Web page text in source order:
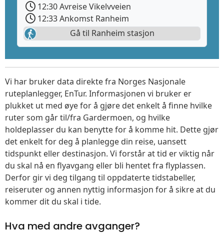
12:30 Avreise Vikelvveien
12:33 Ankomst Ranheim
Gå til Ranheim stasjon
Vi har bruker data direkte fra Norges Nasjonale
ruteplanlegger, EnTur. Informasjonen vi bruker er
plukket ut med øye for å gjøre det enkelt å finne hvilke
ruter som går til/fra Gardermoen, og hvilke
holdeplasser du kan benytte for å komme hit. Dette gjør
det enkelt for deg å planlegge din reise, uansett
tidspunkt eller destinasjon. Vi forstår at tid er viktig når
du skal nå en flyavgang eller bli hentet fra flyplassen.
Derfor gir vi deg tilgang til oppdaterte tidstabeller,
reiseruter og annen nyttig informasjon for å sikre at du
kommer dit du skal i tide.
Hva med andre avganger?